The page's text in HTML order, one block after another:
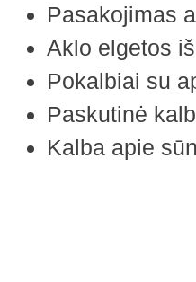
Pasakojimas
Aklo elgetos
Pokalbiai su
Paskutinė
Kalba apie